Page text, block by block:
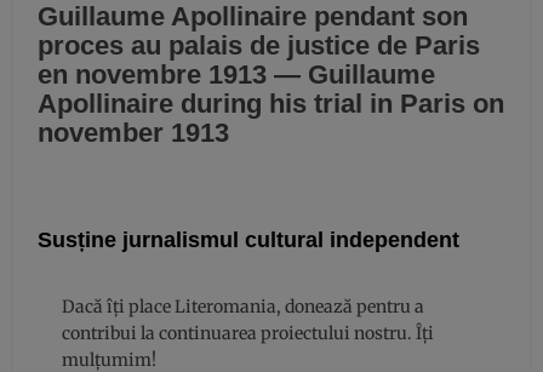
Guillaume Apollinaire pendant son
proces au palais de justice de Paris
en novembre 1913 — Guillaume
Apollinaire during his trial in Paris on
november 1913
Susține jurnalismul cultural independent
Dacă îți place Literomania, donează pentru a
contribui la continuarea proiectului nostru. Îți
mulțumim!